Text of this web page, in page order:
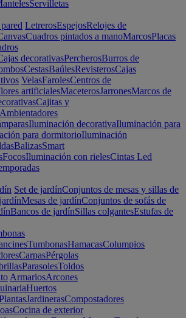
Servilletas
LetrerosEspejosRelojes de
Cuadros pintados a manoMarcosPlacas
decorativasPercherosBurros de
CestasBaúlesRevisterosCajas
VelasFarolesCentros de
artificialesMaceterosJarronesMarcos de
Cajitas y
Ambientadores
Iluminación decorativaIluminación para
para dormitorioIluminación
BalizasSmart
FocosIluminación con rielesCintas Led
Set de jardínConjuntos de mesas y sillas de
Mesas de jardínConjuntos de sofás de
Bancos de jardínSillas colgantesEstufas de
TumbonasHamacasColumpios
CarpasPérgolas
ParasolesToldos
ArmariosArcones
Huertos
JardinerasCompostadores
Cocina de exterior